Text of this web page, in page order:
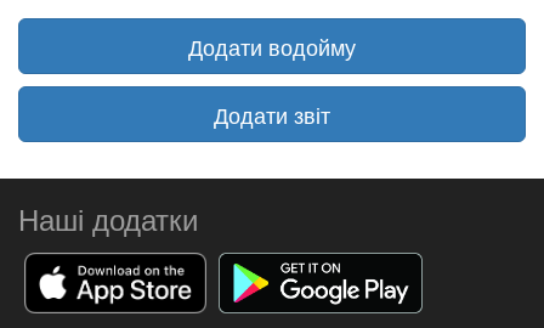
Додати водойму
Додати звіт
Наші додатки